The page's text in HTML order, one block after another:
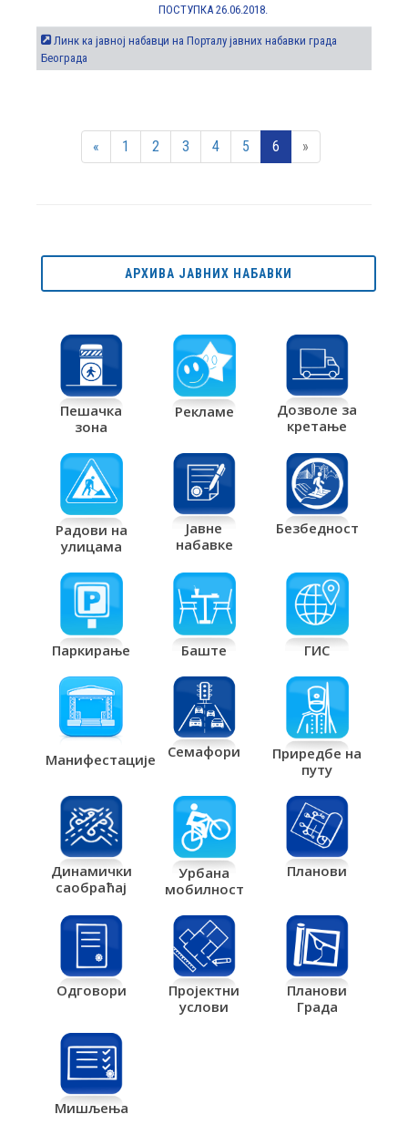
ПОСТУПКА 26.06.2018.
Линк ка јавној набавци на Порталу јавних набавки града
Београда
« 1 2 3 4 5 6 »
АРХИВА ЈАВНИХ НАБАВКИ
Пешачка
зона
Рекламе
Дозволе за
кретање
Радови на
улицама
Јавне
набавке
Безбедност
Паркирање Баште ГИС
Манифестације Семафори
Приредбе на
путу
Динамички
саобраћај
Урбана
мобилност
Планови
Одговори
Пројектни
услови
Планови
Града
Мишљења